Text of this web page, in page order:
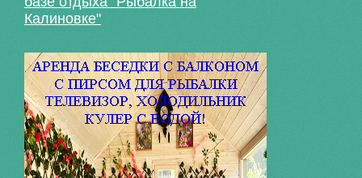
Калиновке"